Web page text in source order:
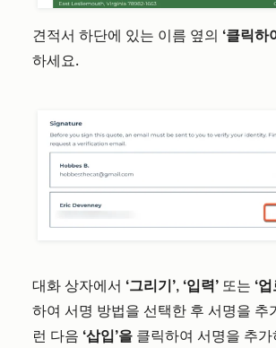
견적서 하단에 있는 이름 옆의 ‘클릭하
하세요.
대화 상자에서 ‘그리기’, ‘입력’ 또는 ‘
하여 서명 방법을 선택한 후 서명을 추
런 다음 ‘삽입’을 클릭하여 서명을 추